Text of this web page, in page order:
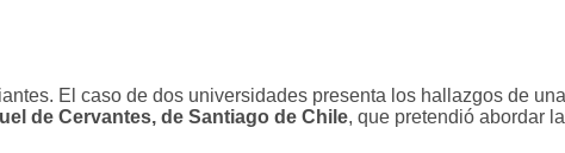
El caso de dos universidades presenta los hallazgos de
de Cervantes, de Santiago de Chile, que pretendió abordar